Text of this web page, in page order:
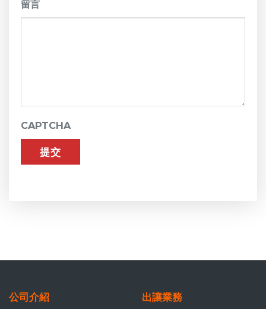
留言
CAPTCHA
公司介紹 出讓業務